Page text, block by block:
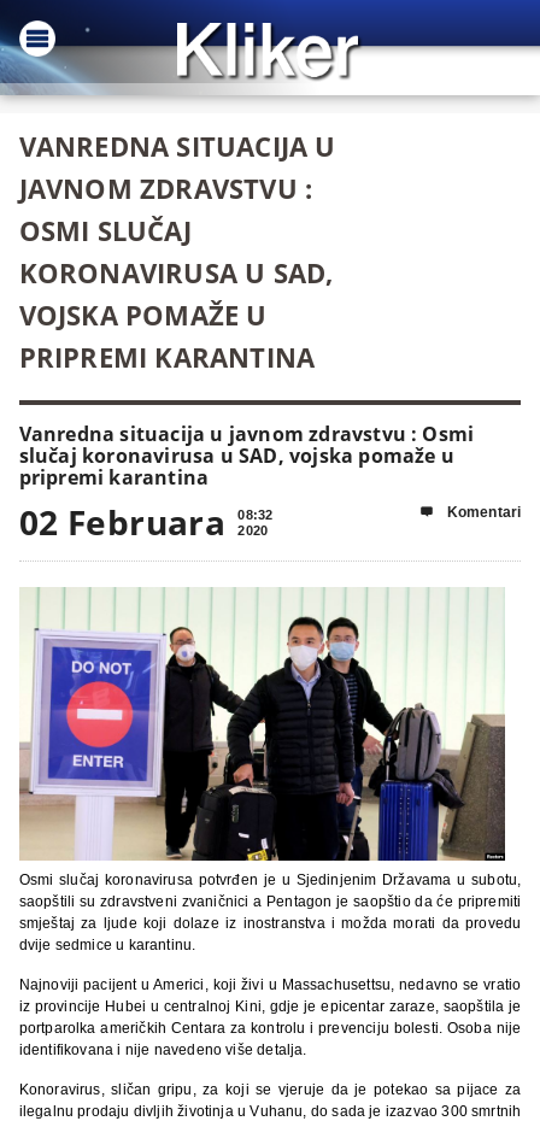
VANREDNA SITUACIJA U
JAVNOM ZDRAVSTVU :
OSMI SLUČAJ
KORONAVIRUSA U SAD,
VOJSKA POMAŽE U
PRIPREMI KARANTINA
Vanredna situacija u javnom zdravstvu : Osmi
slučaj koronavirusa u SAD, vojska pomaže u
pripremi karantina
02 Februara
08:32
2020
 Komentari
Osmi slučaj koronavirusa potvrđen je u Sjedinjenim Državama u subotu,
saopštili su zdravstveni zvaničnici a Pentagon je saopštio da će pripremiti
smještaj za ljude koji dolaze iz inostranstva i možda morati da provedu
dvije sedmice u karantinu.
Najnoviji pacijent u Americi, koji živi u Massachusettsu, nedavno se vratio
iz provincije Hubei u centralnoj Kini, gdje je epicentar zaraze, saopštila je
portparolka američkih Centara za kontrolu i prevenciju bolesti. Osoba nije
identifikovana i nije navedeno više detalja.
Konoravirus, sličan gripu, za koji se vjeruje da je potekao sa pijace za
ilegalnu prodaju divljih životinja u Vuhanu, do sada je izazvao 300 smrtnih